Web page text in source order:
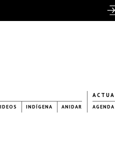
INDÍGENA ANIDAR AGENDA